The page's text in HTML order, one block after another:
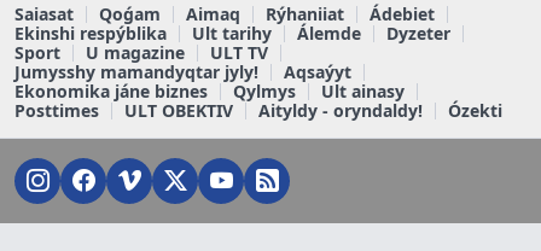
Saiasat Qoǵam Aimaq Rýhaniiat
Ádebiet
Ekinshi respýblika
Ult tarihy Álemde
Dyzeter
Sport
U magazine
ULT TV
Jumysshy mamandyqtar jyly!
Aqsaýyt
Ekonomika jáne biznes
Qylmys
Ult ainasy
Posttimes
ULT OBEKTIV Aityldy - oryndaldy! Ózekti